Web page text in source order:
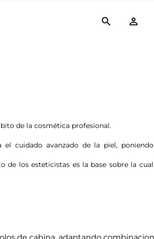
 
de la cosmética profesional.
cuidado avanzado de la piel,
los esteticistas es la base sobre la